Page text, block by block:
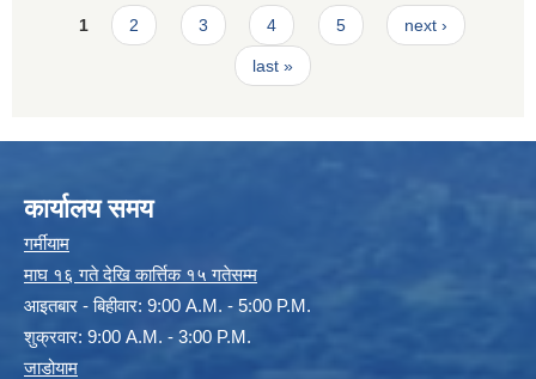
Pages
1 2 3 4 5 next ›
last »
कार्यालय समय
गर्मीयाम
माघ १६ गते देखि कार्त्तिक १५ गतेसम्म
आइतबार - बिहीवार: 9:00 A.M. - 5:00 P.M.
शुक्रवार: 9:00 A.M. - 3:00 P.M.
जाडोयाम